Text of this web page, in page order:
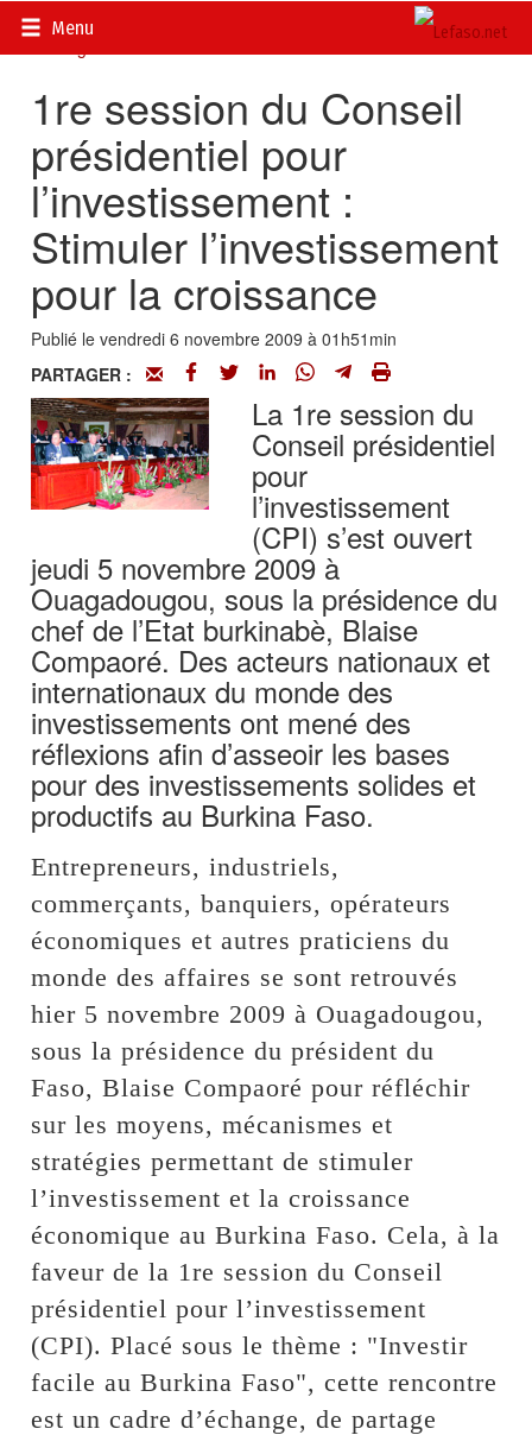
Menu
Accueil>
Vote des Burkinabè de
1re session du Conseil
présidentiel pour
l’investissement :
Stimuler l’investissement
pour la croissance
Publié le vendredi 6 novembre 2009 à 01h51min
PARTAGER :
La 1re session du
Conseil présidentiel
pour
l’investissement
(CPI) s’est ouvert
jeudi 5 novembre 2009 à
Ouagadougou, sous la présidence du
chef de l’Etat burkinabè, Blaise
Compaoré. Des acteurs nationaux et
internationaux du monde des
investissements ont mené des
réflexions afin d’asseoir les bases
pour des investissements solides et
productifs au Burkina Faso.
Entrepreneurs, industriels,
commerçants, banquiers, opérateurs
économiques et autres praticiens du
monde des affaires se sont retrouvés
hier 5 novembre 2009 à Ouagadougou,
sous la présidence du président du
Faso, Blaise Compaoré pour réfléchir
sur les moyens, mécanismes et
stratégies permettant de stimuler
l’investissement et la croissance
économique au Burkina Faso. Cela, à la
faveur de la 1re session du Conseil
présidentiel pour l’investissement
(CPI). Placé sous le thème : "Investir
facile au Burkina Faso", cette rencontre
est un cadre d’échange, de partage